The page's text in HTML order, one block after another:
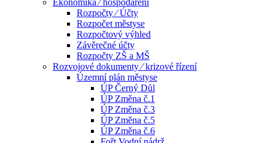
Ekonomika ⁄ hospodaření
Rozpočty ⁄ Účty
Rozpočet městyse
Rozpočtový výhled
Závěrečné účty
Rozpočty ZŠ a MŠ
Rozvojové dokumenty ⁄ krizové řízení
Územní plán městyse
ÚP Černý Důl
ÚP Změna č.1
ÚP Změna č.3
ÚP Změna č.5
ÚP Změna č.6